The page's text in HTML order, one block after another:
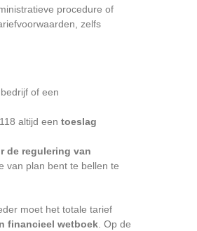
procedure of
zelfs
of een
altijd een toeslag
de regulering van
van plan bent te bellen te
moet het totale tarief
financieel wetboek . Op de